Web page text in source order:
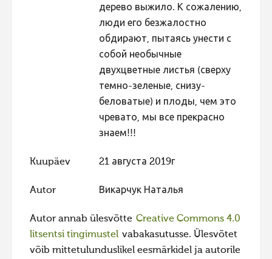
Hiite kuvavõistlus 2010
Hiite kuvavõistlus 2009
дерево выжило. К сожалению,
люди его безжалостно
обдирают, пытаясь унести с
собой необычные
двухцветные листья (сверху
темно-зеленые, снизу-
беловатые) и плоды, чем это
чревато, мы все прекрасно
знаем!!!
Kuupäev 21 августа 2019г
Autor Викарчук Наталья
Autor annab ülesvõtte Creative Commons 4.0
litsentsi tingimustel vabakasutusse. Ülesvõtet
võib mittetulunduslikel eesmärkidel ja autorile